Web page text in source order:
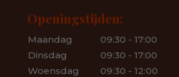
Openingstijden:
Maandag
09:30 - 17:00
Dinsdag
09:30 - 17:00
Woensdag
09:30 - 12:00